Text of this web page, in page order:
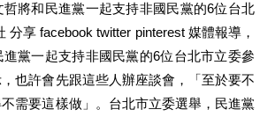
將和民進黨一起支持非國民黨的6位台北
分享 facebook twitter pinterest 媒體報導，
黨一起支持非國民黨的6位台北市立委參
也許會先跟這些人辦座談會，「至於要不
需要這樣做」。台北市立委選舉，民進黨